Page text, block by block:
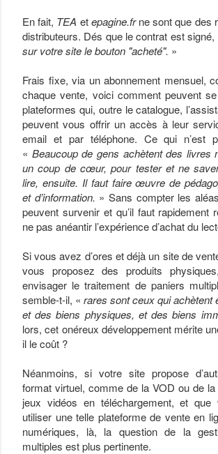
En fait, TEA etepagine.frne sont que des
distributeurs. Dés que le contrat est signé,
sur votre site le bouton "acheté". »
Frais fixe, via un abonnement mensuel,
chaque vente, voici comment peuvent
plateformes qui, outre le catalogue,
peuvent vous offrir un accès à leur
email et par téléphone. Ce qui n’est
« Beaucoup de gens achètent des livres
un coup de cœur, pour tester et ne
lire, ensuite. Il faut faire œuvre de
et d’information. » Sans compter les
peuvent survenir et qu’il faut rapidement
ne pas anéantir l’expérience d’achat du
Si vous avez d’ores et déjà un site de
vous proposez des produits
envisager le traitement de paniers
semble-t-il, « rares sont ceux qui achètent
et des biens physiques, et des biens
lors, cet onéreux développement mérite
il le coût ?
Néanmoins, si votre site propose
format virtuel, comme de la VOD ou de
jeux vidéos en téléchargement, et que
utiliser une telle plateforme de vente en
numériques, là, la question de la
multiples est plus pertinente.